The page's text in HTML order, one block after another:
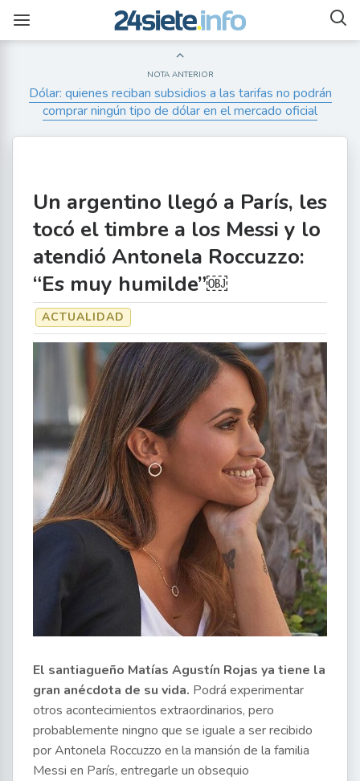
NOTA ANTERIOR
Dólar: quienes reciban subsidios a las tarifas no podrán
comprar ningún tipo de dólar en el mercado oficial
Un argentino llegó a París, les
tocó el timbre a los Messi y lo
atendió Antonela Roccuzzo:
“Es muy humilde”￼
ACTUALIDAD
El santiagueño Matías Agustín Rojas ya tiene la
gran anécdota de su vida. Podrá experimentar
otros acontecimientos extraordinarios, pero
probablemente ningno que se iguale a ser recibido
por Antonela Roccuzzo en la mansión de la familia
Messi en París, entregarle un obsequio